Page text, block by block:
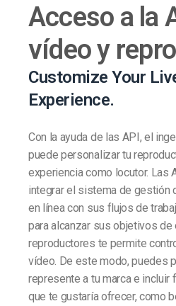
Acceso a la
vídeo y
Customize Your
Experience.
Con la ayuda de las API, el
puede personalizar tu
experiencia como locutor. Las
integrar el sistema de gestión
en línea con sus flujos de
para alcanzar sus objetivos de
reproductores te permite
vídeo. De este modo, puedes
represente a tu marca e
que te gustaría ofrecer, como